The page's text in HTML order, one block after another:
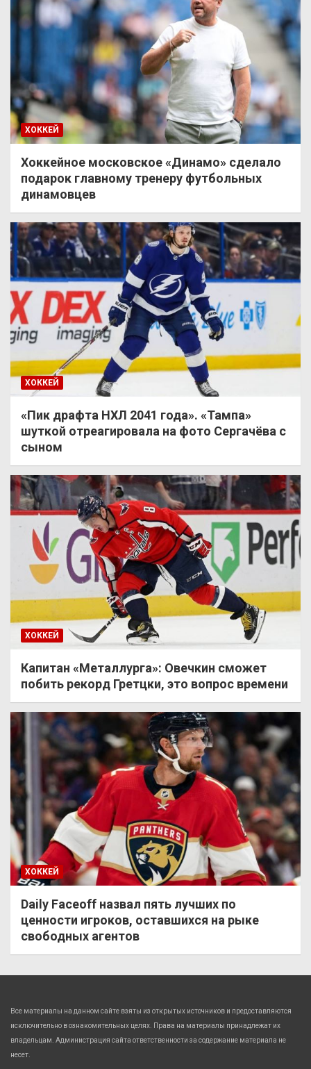
ХОККЕЙ
Хоккейное московское «Динамо» сделало
подарок главному тренеру футбольных
динамовцев
ХОККЕЙ
«Пик драфта НХЛ 2041 года». «Тампа»
шуткой отреагировала на фото Сергачёва с
сыном
ХОККЕЙ
Капитан «Металлурга»: Овечкин сможет
побить рекорд Гретцки, это вопрос времени
ХОККЕЙ
Daily Faceoff назвал пять лучших по
ценности игроков, оставшихся на рыке
свободных агентов
Все материалы на данном сайте взяты из открытых источников и предоставляются
исключительно в ознакомительных целях. Права на материалы принадлежат их
владельцам. Администрация сайта ответственности за содержание материала не
несет.